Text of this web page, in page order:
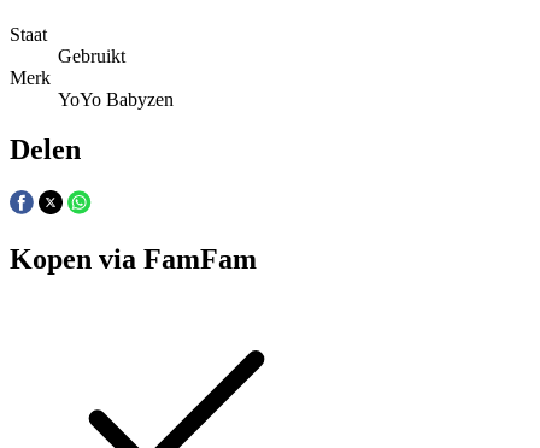
Staat
Gebruikt
Merk
YoYo Babyzen
Delen
Kopen via FamFam